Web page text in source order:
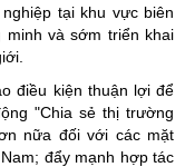
tại khu vực biên
và sớm triển khai
điều kiện thuận lợi để
"Chia sẻ thị trường
nữa đối với các mặt
đẩy mạnh hợp tác